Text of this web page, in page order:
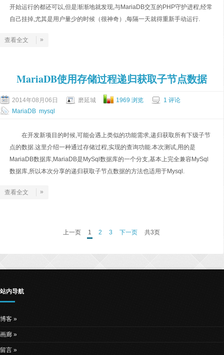
开始运行的都还可以,但是渐渐地就发现,与MariaDB交互的PHP守护进程,经常
自己挂掉,尤其是用户量少的时候（很神奇）,每隔一天就得重新手动运行.
查看全文 »
MariaDB使用存储过程递归获取子节点数据
2014年08月06日 磨延城 1969 浏览
1 评论
MariaDB mysql
在开发新项目的时候,可能会遇上类似的功能需求,递归获取所有下级子节
点的数据.这里介绍一种通过存储过程,实现的查询功能.本次测试,用的是
MariaDB数据库,MariaDB是MySql数据库的一个分支,基本上完全兼容MySql
数据库,所以本次分享的递归获取子节点数据的方法也适用于Mysql.
查看全文 »
上一页 1 2 3 下一页 共3页
站内导航
博客
画廊
留言